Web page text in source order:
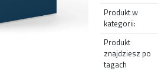
Produkt w
kategorii:
Produkt
znajdziesz po
tagach